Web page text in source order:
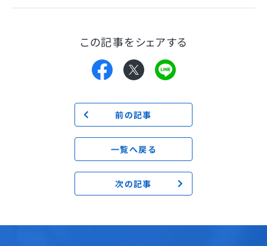
この記事をシェアする
前の記事
一覧へ戻る
次の記事